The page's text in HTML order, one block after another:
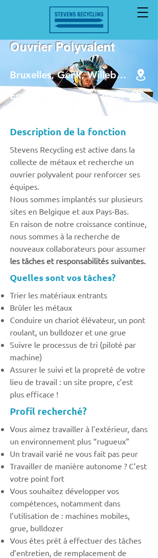
Ouvrier Polyvalent
Bruxelles, Genk, Willebroek,
Emploi fixe - temps plein
Description de la fonction
Stevens Recycling est active dans la
collecte de métaux et recherche un
ouvrier polyvalent pour renforcer ses
équipes.
Nous sommes implantés sur plusieurs
sites en Belgique et aux Pays-Bas.
En raison de notre croissance continue,
nous sommes à la recherche de
nouveaux collaborateurs pour assumer
les tâches et responsabilités suivantes.
Quelles sont vos tâches?
Trier les matériaux entrants
Brûler les métaux
Conduire un chariot élévateur, un pont
roulant, un bulldozer et une grue
Suivre le processus de tri (piloté par
machine)
Assurer le suivi et la propreté de votre
lieu de travail : un site propre, c’est
plus efficace !
Profil recherché?
Vous aimez travailler à l’extérieur, dans
un environnement plus “rugueux”
Un travail varié ne vous fait pas peur
Travailler de manière autonome ? C’est
votre point fort
Vous souhaitez développer vos
compétences, notamment dans
l’utilisation de : machines mobiles,
grue, bulldozer
Vous êtes prêt à effectuer des tâches
d’entretien, de remplacement de